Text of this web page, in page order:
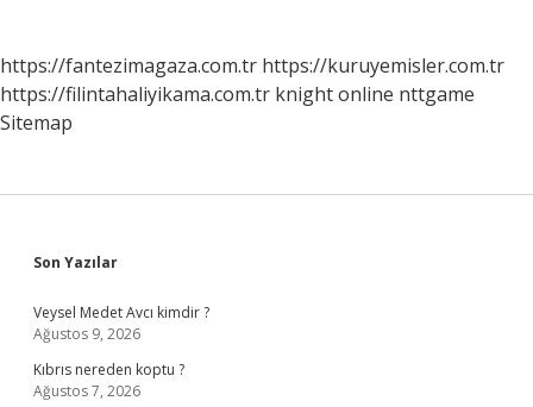
https://fantezimagaza.com.tr https://kuruyemisler.com.tr
https://filintahaliyikama.com.tr knight online nttgame
Sitemap
Sidebar
Son Yazılar
Veysel Medet Avcı kimdir ?
Ağustos 9, 2026
Kıbrıs nereden koptu ?
Ağustos 7, 2026